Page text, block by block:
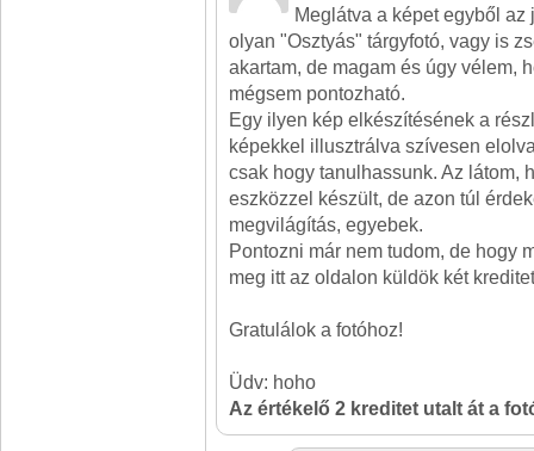
Meglátva a képet egyből az
olyan "Osztyás" tárgyfotó, vagy is
akartam, de magam és úgy vélem,
mégsem pontozható.
Egy ilyen kép elkészítésének a
képekkel illusztrálva szívesen
csak hogy tanulhassunk. Az látom,
eszközzel készült, de azon túl
megvilágítás, egyebek.
Pontozni már nem tudom, de hogy
meg itt az oldalon küldök két
Gratulálok a fotóhoz!
Üdv: hoho
Az értékelő 2 kreditet utalt át a